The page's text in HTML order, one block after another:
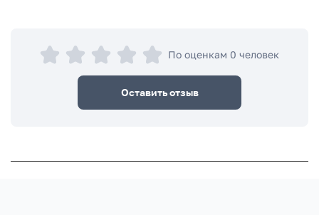
По оценкам 0 человек
Оставить отзыв